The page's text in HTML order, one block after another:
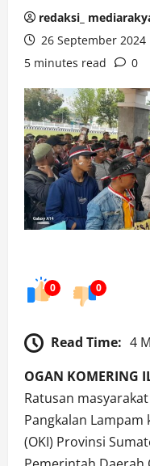
redaksi_
26 September 2024
5 minutes read
0
0 0
Read Time: 4
OGAN KOMERING
Ratusan
Pangkalan
(OKI) Provinsi